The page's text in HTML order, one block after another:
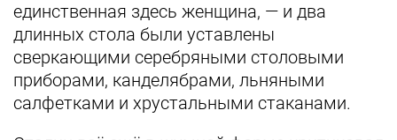
единственная здесь женщина, — и два
длинных стола были уставлены
сверкающими серебряными столовыми
приборами, канделябрами, льняными
салфетками и хрустальными стаканами.